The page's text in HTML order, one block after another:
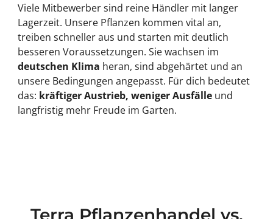
Viele Mitbewerber sind reine Händler mit langer
Lagerzeit. Unsere Pflanzen kommen vital an,
treiben schneller aus und starten mit deutlich
besseren Voraussetzungen. Sie wachsen im
deutschen Klima heran, sind abgehärtet und an
unsere Bedingungen angepasst. Für dich bedeutet
das: kräftiger Austrieb, weniger Ausfälle und
langfristig mehr Freude im Garten.
Terra Pflanzenhandel vs.